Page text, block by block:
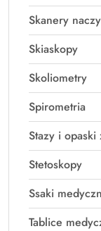
Skanery
Skiaskopy
Skoliometry
Spirometria
Stazy i opaski
Stetoskopy
Ssaki
Tablice